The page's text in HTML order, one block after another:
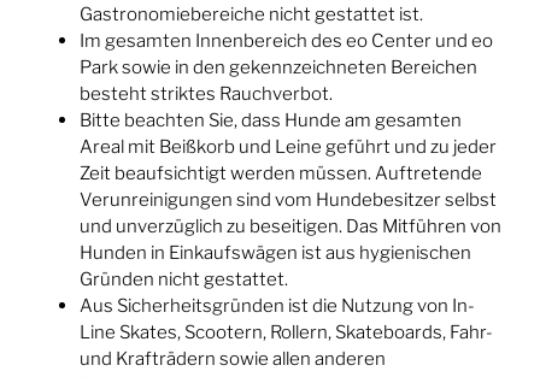
Gastronomiebereiche nicht gestattet ist.
Im gesamten Innenbereich des eo Center und eo
Park sowie in den gekennzeichneten Bereichen
besteht striktes Rauchverbot.
Bitte beachten Sie, dass Hunde am gesamten
Areal mit Beißkorb und Leine geführt und zu jeder
Zeit beaufsichtigt werden müssen. Auftretende
Verunreinigungen sind vom Hundebesitzer selbst
und unverzüglich zu beseitigen. Das Mitführen von
Hunden in Einkaufswägen ist aus hygienischen
Gründen nicht gestattet.
Aus Sicherheitsgründen ist die Nutzung von In-
Line Skates, Scootern, Rollern, Skateboards, Fahr-
und Krafträdern sowie allen anderen